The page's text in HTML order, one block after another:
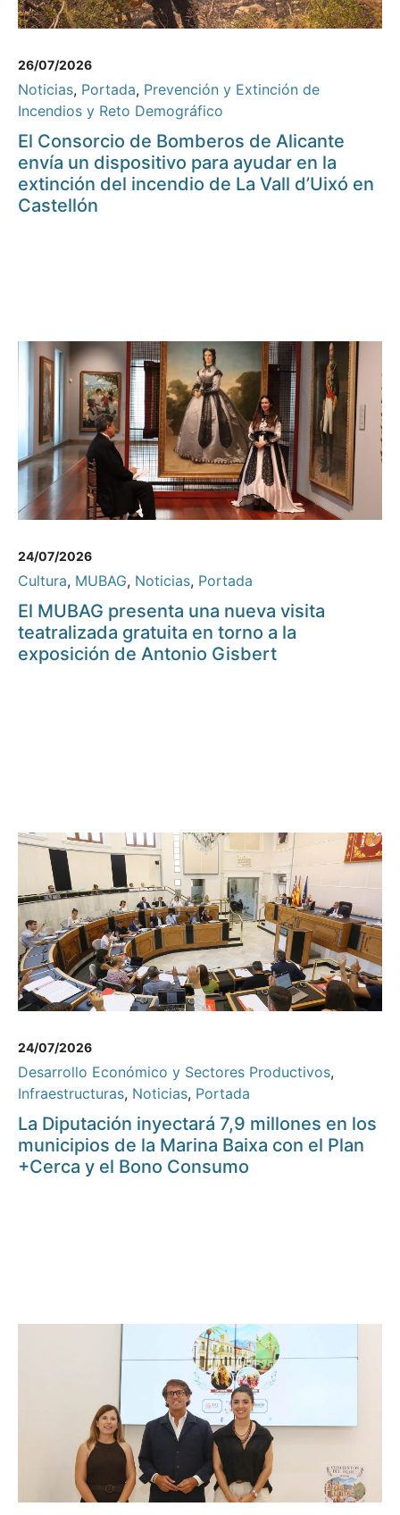
26/07/2026
Noticias, Portada, Prevención y Extinción de
Incendios y Reto Demográfico
El Consorcio de Bomberos de Alicante
envía un dispositivo para ayudar en la
extinción del incendio de La Vall d’Uixó en
Castellón
24/07/2026
Cultura, MUBAG, Noticias, Portada
El MUBAG presenta una nueva visita
teatralizada gratuita en torno a la
exposición de Antonio Gisbert
24/07/2026
Desarrollo Económico y Sectores Productivos,
Infraestructuras, Noticias, Portada
La Diputación inyectará 7,9 millones en los
municipios de la Marina Baixa con el Plan
+Cerca y el Bono Consumo